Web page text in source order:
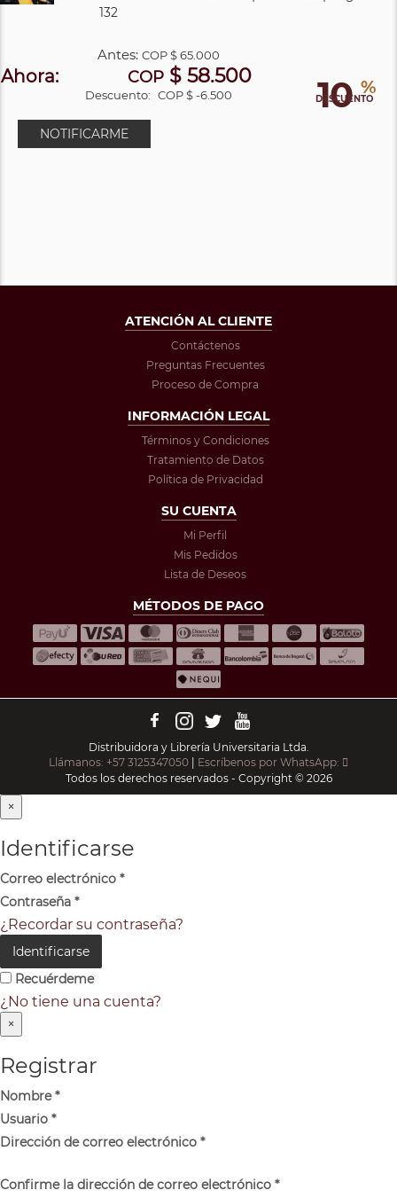
132
10 %
DESCUENTO
Antes:COP$ 65.000
Ahora: COP $ 58.500
Descuento: COP $ -6.500
NOTIFICARME
ATENCIÓN AL CLIENTE
Contáctenos
Preguntas Frecuentes
Proceso de Compra
INFORMACIÓN LEGAL
Términos y Condiciones
Tratamiento de Datos
Política de Privacidad
SU CUENTA
Mi Perfil
Mis Pedidos
Lista de Deseos
MÉTODOS DE PAGO
Distribuidora y Librería Universitaria Ltda.
Llámanos: +57 3125347050 | Escríbenos por WhatsApp:
Todos los derechos reservados - Copyright © 2026
×
Identificarse
Correo electrónico *
Contraseña *
¿Recordar su contraseña?
Identificarse
Recuérdeme
¿No tiene una cuenta?
×
Registrar
Nombre*
Usuario *
Dirección de correo electrónico *
Confirme la dirección de correo electrónico *